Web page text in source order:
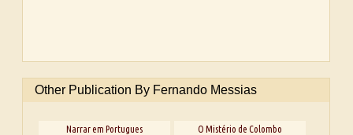
Other Publication By Fernando Messias
Narrar em Portugues O Mistério de Colombo